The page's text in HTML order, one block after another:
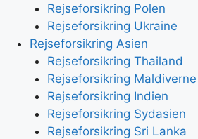
Rejseforsikring Polen
Rejseforsikring Ukraine
Rejseforsikring Asien
Rejseforsikring Thailand
Rejseforsikring Maldiverne
Rejseforsikring Indien
Rejseforsikring Sydasien
Rejseforsikring Sri Lanka